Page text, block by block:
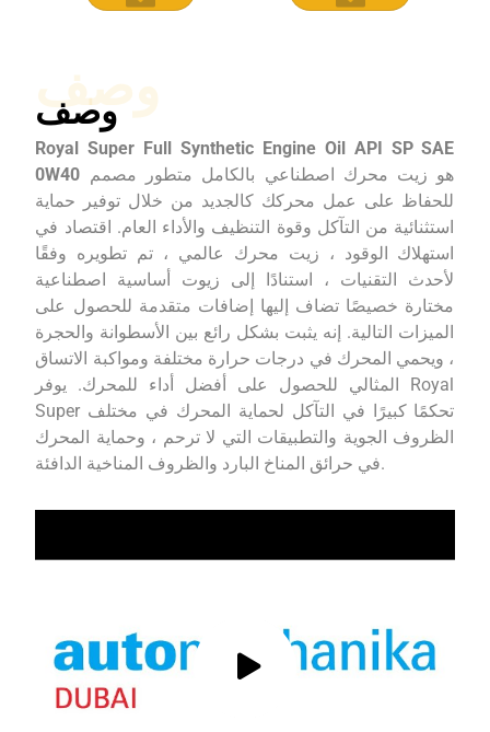
وصف
وصف
Royal Super Full Synthetic Engine Oil API SP SAE
0W40
للحفاظ على عمل محركك كالجديد من خلال توفير حماية
استثنائية من التآكل وقوة التنظيف والأداء العام. اقتصاد في
استهلاك الوقود ، زيت محرك عالمي ، تم تطويره وفقًا
لأحدث التقنيات ، استنادًا إلى زيوت أساسية اصطناعية
مختارة خصيصًا تضاف إليها إضافات متقدمة للحصول على
الميزات التالية. إنه يثبت بشكل رائع بين الأسطوانة والحجرة
، ويحمي المحرك في درجات حرارة مختلفة ومواكبة الاتساق
المثالي للحصول على أفضل أداء للمحرك. يوفر Royal
Super تحكمًا كبيرًا في التآكل لحماية المحرك في مختلف
الظروف الجوية والتطبيقات التي لا ترحم ، وحماية المحرك
في حرائق المناخ البارد والظروف المناخية الدافئة.